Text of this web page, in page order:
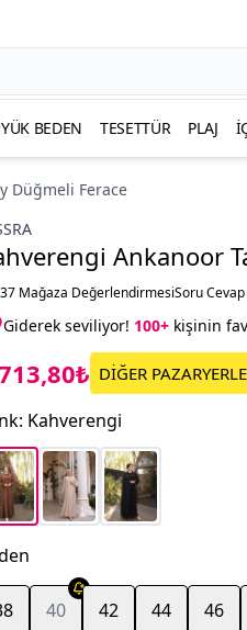
BEDEN TESETTÜR PLAJ
Düğmeli Ferace
Ankanoor
Mağaza DeğerlendirmesiSoru Cevap
Giderek seviliyor! 100+ kişinin
DİĞER
: Kahverengi
40 42 44 46